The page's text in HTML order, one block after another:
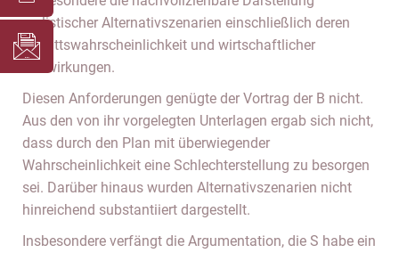
realistischer Alternativszenarien einschließlich deren
Eintrittswahrscheinlichkeit und wirtschaftlicher
Auswirkungen.
Diesen Anforderungen genügte der Vortrag der B nicht.
Aus den von ihr vorgelegten Unterlagen ergab sich nicht,
dass durch den Plan mit überwiegender
Wahrscheinlichkeit eine Schlechterstellung zu besorgen
sei. Darüber hinaus wurden Alternativszenarien nicht
hinreichend substantiiert dargestellt.
Insbesondere verfängt die Argumentation, die S habe ein